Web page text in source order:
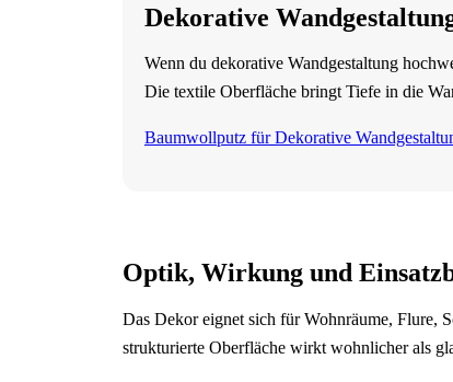
Dekorative
Wenn du dekorative Wandgestaltung
Die textile Oberfläche bringt Tiefe in die
Baumwollputz für Dekorative
Optik, Wirkung und
Das Dekor eignet sich für Wohnräume, Flure,
strukturierte Oberfläche wirkt wohnlicher als